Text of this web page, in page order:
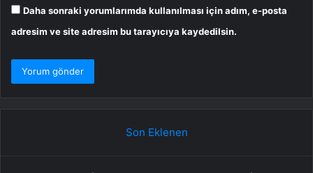
Daha sonraki yorumlarımda kullanılması için adım, e-posta
adresim ve site adresim bu tarayıcıya kaydedilsin.
Son Eklenen